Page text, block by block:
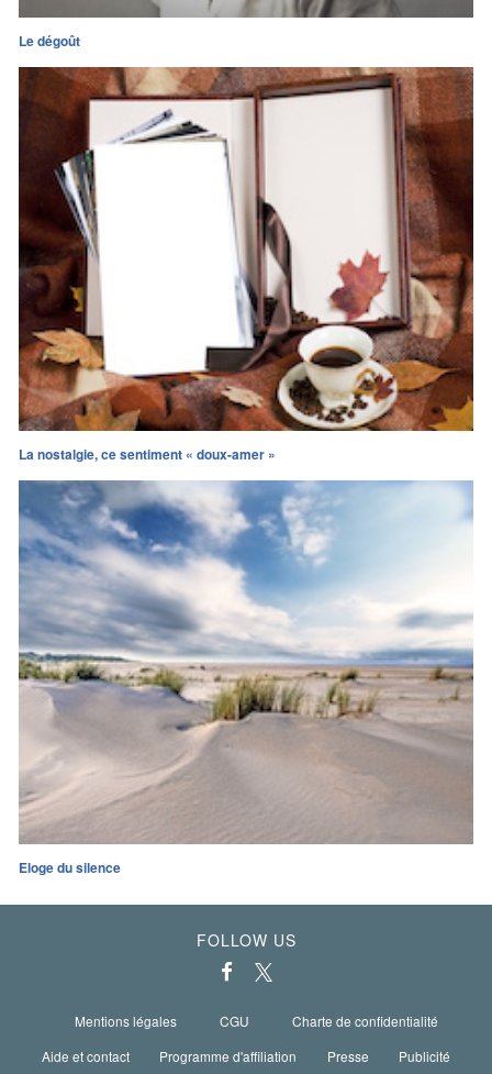
Le dégoût
La nostalgie, ce sentiment « doux-amer »
Eloge du silence
FOLLOW US
Mentions légales CGU
Charte de confidentialité
Aide et contact
Programme d'affiliation Presse Publicité